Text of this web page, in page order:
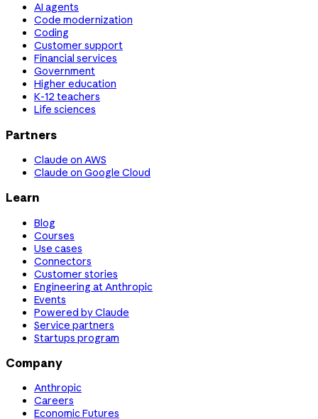
AI agents
Code modernization
Coding
Customer support
Financial services
Government
Higher education
K-12 teachers
Life sciences
Partners
Claude on AWS
Claude on Google Cloud
Learn
Blog
Courses
Use cases
Connectors
Customer stories
Engineering at Anthropic
Events
Powered by Claude
Service partners
Startups program
Company
Anthropic
Careers
Economic Futures